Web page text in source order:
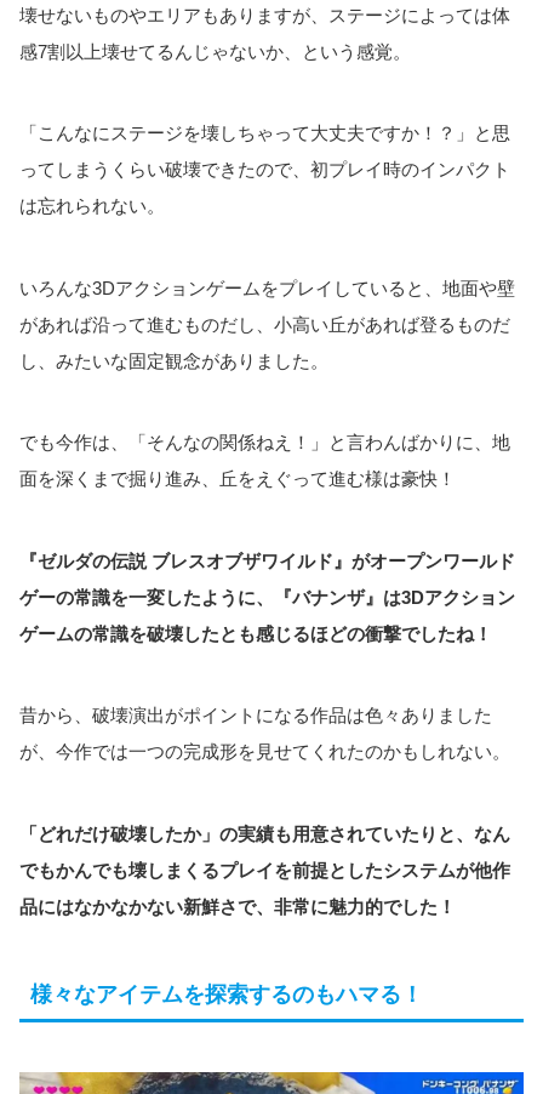
壊せないものやエリアもありますが、ステージによっては体
感7割以上壊せてるんじゃないか、という感覚。
「こんなにステージを壊しちゃって大丈夫ですか！？」と思
ってしまうくらい破壊できたので、初プレイ時のインパクト
は忘れられない。
いろんな3Dアクションゲームをプレイしていると、地面や壁
があれば沿って進むものだし、小高い丘があれば登るものだ
し、みたいな固定観念がありました。
でも今作は、「そんなの関係ねえ！」と言わんばかりに、地
面を深くまで掘り進み、丘をえぐって進む様は豪快！
『ゼルダの伝説 ブレスオブザワイルド』がオープンワールド
ゲーの常識を一変したように、『バナンザ』は3Dアクション
ゲームの常識を破壊したとも感じるほどの衝撃でしたね！
昔から、破壊演出がポイントになる作品は色々ありました
が、今作では一つの完成形を見せてくれたのかもしれない。
「どれだけ破壊したか」の実績も用意されていたりと、なん
でもかんでも壊しまくるプレイを前提としたシステムが他作
品にはなかなかない新鮮さで、非常に魅力的でした！
様々なアイテムを探索するのもハマる！